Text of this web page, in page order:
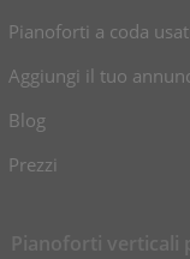
Pianoforti a coda usati
Aggiungi il tuo
Blog
Prezzi